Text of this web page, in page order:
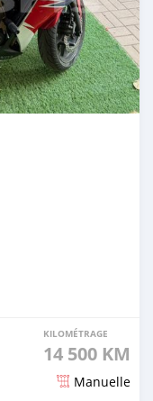
KILOMÉTRAGE
14 500 KM
Manuelle